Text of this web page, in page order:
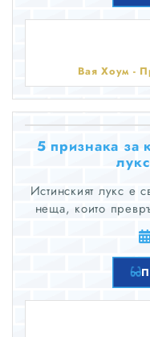
Вая Хоум -
5 признака за
Истинският лукс е
неща, които
наистина
за спалня от
признаците на
изберете мебели,
но и са